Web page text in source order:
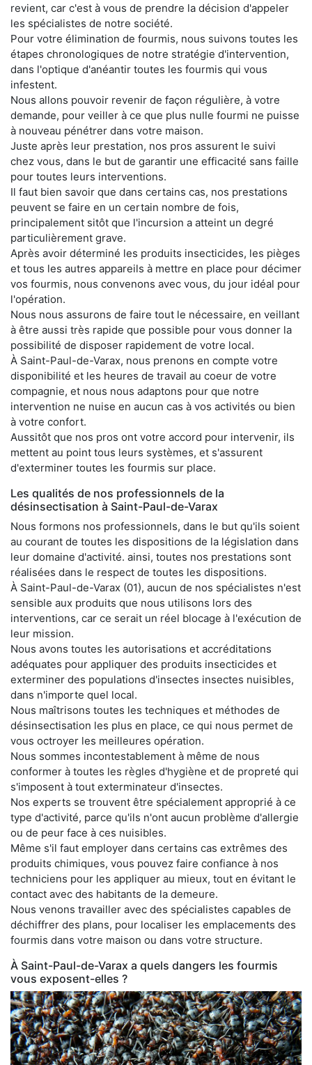
revient, car c'est à vous de prendre la décision d'appeler
les spécialistes de notre société.
Pour votre élimination de fourmis, nous suivons toutes les
étapes chronologiques de notre stratégie d'intervention,
dans l'optique d'anéantir toutes les fourmis qui vous
infestent.
Nous allons pouvoir revenir de façon régulière, à votre
demande, pour veiller à ce que plus nulle fourmi ne puisse
à nouveau pénétrer dans votre maison.
Juste après leur prestation, nos pros assurent le suivi
chez vous, dans le but de garantir une efficacité sans faille
pour toutes leurs interventions.
Il faut bien savoir que dans certains cas, nos prestations
peuvent se faire en un certain nombre de fois,
principalement sitôt que l'incursion a atteint un degré
particulièrement grave.
Après avoir déterminé les produits insecticides, les pièges
et tous les autres appareils à mettre en place pour décimer
vos fourmis, nous convenons avec vous, du jour idéal pour
l'opération.
Nous nous assurons de faire tout le nécessaire, en veillant
à être aussi très rapide que possible pour vous donner la
possibilité de disposer rapidement de votre local.
À Saint-Paul-de-Varax, nous prenons en compte votre
disponibilité et les heures de travail au coeur de votre
compagnie, et nous nous adaptons pour que notre
intervention ne nuise en aucun cas à vos activités ou bien
à votre confort.
Aussitôt que nos pros ont votre accord pour intervenir, ils
mettent au point tous leurs systèmes, et s'assurent
d'exterminer toutes les fourmis sur place.
Les qualités de nos professionnels de la
désinsectisation à Saint-Paul-de-Varax
Nous formons nos professionnels, dans le but qu'ils soient
au courant de toutes les dispositions de la législation dans
leur domaine d'activité. ainsi, toutes nos prestations sont
réalisées dans le respect de toutes les dispositions.
À Saint-Paul-de-Varax (01), aucun de nos spécialistes n'est
sensible aux produits que nous utilisons lors des
interventions, car ce serait un réel blocage à l'exécution de
leur mission.
Nous avons toutes les autorisations et accréditations
adéquates pour appliquer des produits insecticides et
exterminer des populations d'insectes insectes nuisibles,
dans n'importe quel local.
Nous maîtrisons toutes les techniques et méthodes de
désinsectisation les plus en place, ce qui nous permet de
vous octroyer les meilleures opération.
Nous sommes incontestablement à même de nous
conformer à toutes les règles d'hygiène et de propreté qui
s'imposent à tout exterminateur d'insectes.
Nos experts se trouvent être spécialement approprié à ce
type d'activité, parce qu'ils n'ont aucun problème d'allergie
ou de peur face à ces nuisibles.
Même s'il faut employer dans certains cas extrêmes des
produits chimiques, vous pouvez faire confiance à nos
techniciens pour les appliquer au mieux, tout en évitant le
contact avec des habitants de la demeure.
Nous venons travailler avec des spécialistes capables de
déchiffrer des plans, pour localiser les emplacements des
fourmis dans votre maison ou dans votre structure.
À Saint-Paul-de-Varax a quels dangers les fourmis
vous exposent-elles ?